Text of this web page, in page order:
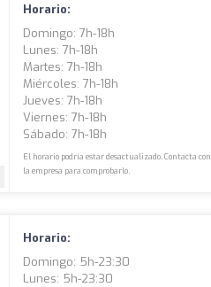
Horario:
Domingo: 7h-18h
Lunes: 7h-18h
Martes: 7h-18h
Miércoles: 7h-18h
Jueves: 7h-18h
Viernes: 7h-18h
Sábado: 7h-18h
El horario podría estar desactualizado. Contacta con
la empresa para comprobarlo.
Horario:
Domingo: 5h-23:30
Lunes: 5h-23:30